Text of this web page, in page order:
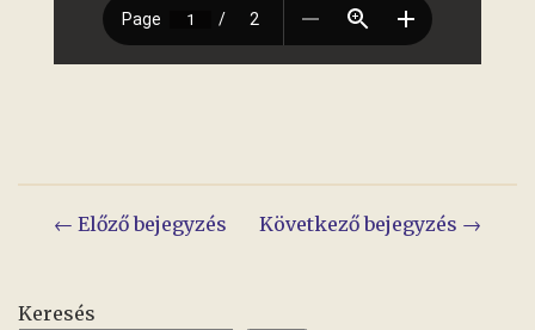
Keresés
Bejegyzés
← Előző bejegyzés Következő bejegyzés →